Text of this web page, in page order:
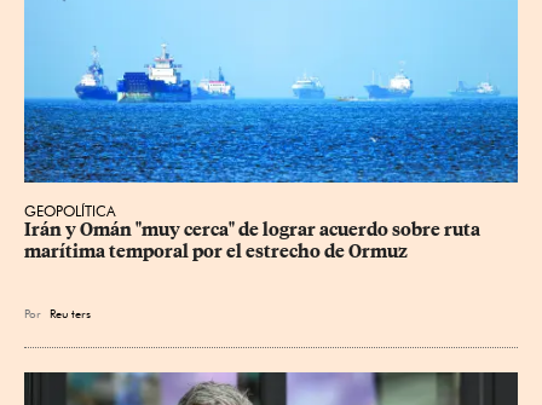
GEOPOLÍTICA
Irán y Omán "muy cerca" de lograr acuerdo sobre ruta
marítima temporal por el estrecho de Ormuz
Por Reu ters